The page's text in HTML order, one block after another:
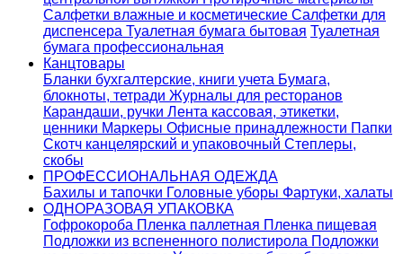
Салфетки влажные и косметические Салфетки для
диспенсера Туалетная бумага бытовая Туалетная
бумага профессиональная
Канцтовары
Бланки бухгалтерские, книги учета Бумага,
блокноты, тетради Журналы для ресторанов
Карандаши, ручки Лента кассовая, этикетки,
ценники Маркеры Офисные принадлежности Папки
Скотч канцелярский и упаковочный Степлеры,
скобы
ПРОФЕССИОНАЛЬНАЯ ОДЕЖДА
Бахилы и тапочки Головные уборы Фартуки, халаты
ОДНОРАЗОВАЯ УПАКОВКА
Гофрокороба Пленка паллетная Пленка пищевая
Подложки из вспененного полистирола Подложки